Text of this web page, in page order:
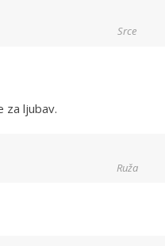
Srce
za ljubav.
Ruža